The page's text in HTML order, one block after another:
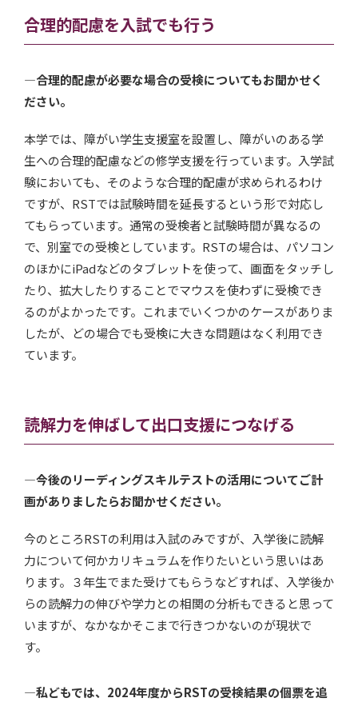
合理的配慮を入試でも行う
—合理的配慮が必要な場合の受検についてもお聞かせく
ださい。
本学では、障がい学生支援室を設置し、障がいのある学
生への合理的配慮などの修学支援を行っています。入学試
験においても、そのような合理的配慮が求められるわけ
ですが、RSTでは試験時間を延長するという形で対応し
てもらっています。通常の受検者と試験時間が異なるの
で、別室での受検としています。RSTの場合は、パソコン
のほかにiPadなどのタブレットを使って、画面をタッチし
たり、拡大したりすることでマウスを使わずに受検でき
るのがよかったです。これまでいくつかのケースがありま
したが、どの場合でも受検に大きな問題はなく利用でき
ています。
読解力を伸ばして出口支援につなげる
—今後のリーディングスキルテストの活用についてご計
画がありましたらお聞かせください。
今のところRSTの利用は入試のみですが、入学後に読解
力について何かカリキュラムを作りたいという思いはあ
ります。３年生でまた受けてもらうなどすれば、入学後か
らの読解力の伸びや学力との相関の分析もできると思って
いますが、なかなかそこまで行きつかないのが現状で
す。
—私どもでは、2024年度からRSTの受検結果の個票を追